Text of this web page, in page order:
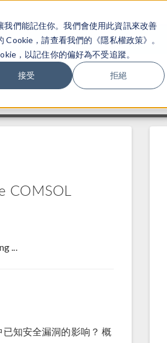
們能記住你。我們會使用此資訊來改善
，請查看我們的《隱私權政策》。
，以記住你的偏好為不受追蹤。
接受 拒絕
产品 行业应用
COMSOL
...
知安全漏洞的影响？ 概